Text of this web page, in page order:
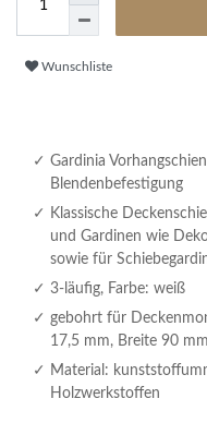
Wunschliste
Gardinia
Blendenbefestigung
Klassische
und Gardinen wie
sowie für
3-läufig, Farbe: weiß
gebohrt für
17,5 mm, Breite 90 mm
Material:
Holzwerkstoffen